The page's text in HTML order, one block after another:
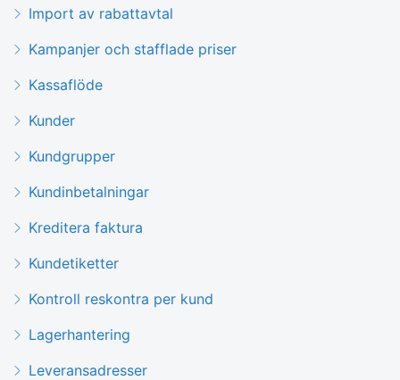
Import av rabattavtal
Kampanjer och stafflade priser
Kassaflöde
Kunder
Kundgrupper
Kundinbetalningar
Kreditera faktura
Kundetiketter
Kontroll reskontra per kund
Lagerhantering
Leveransadresser